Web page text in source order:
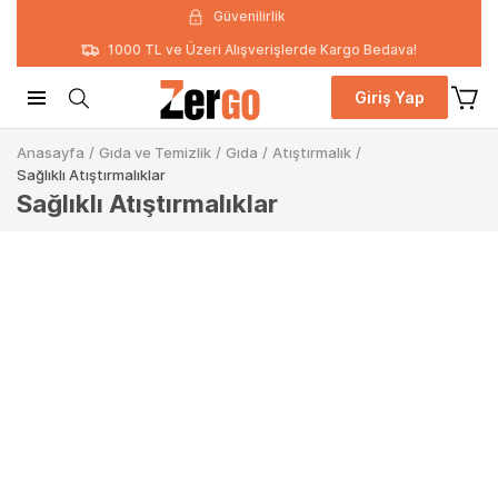
Güvenilirlik
1000 TL ve Üzeri Alışverişlerde Kargo Bedava!
Giriş Yap
Anasayfa / Gıda ve Temizlik / Gıda / Atıştırmalık /
Sağlıklı Atıştırmalıklar
Sağlıklı Atıştırmalıklar